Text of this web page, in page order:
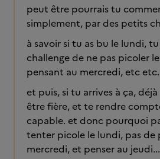
peut être pourrais tu
simplement, par des petits
à savoir si tu as bu le lundi,
challenge de ne pas picoler
pensant au mercredi, etc etc.
et puis, si tu arrives à ça,
être fière, et te rendre
capable. et donc pourquoi
tenter picole le lundi, pas de
mercredi, et penser au jeudi...